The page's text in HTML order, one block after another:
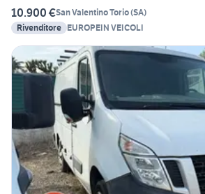
10.900 €San Valentino Torio(SA)
Rivenditore EUROPEIN VEICOLI